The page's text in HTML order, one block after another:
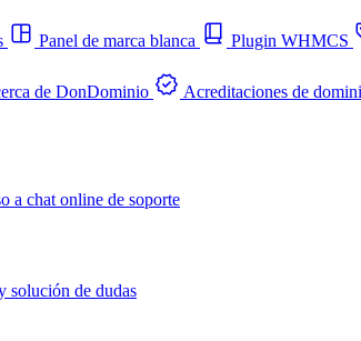
Panel de marca blanca Plugin WHMCS
de DonDominio Acreditaciones de
a chat online de soporte
solución de dudas